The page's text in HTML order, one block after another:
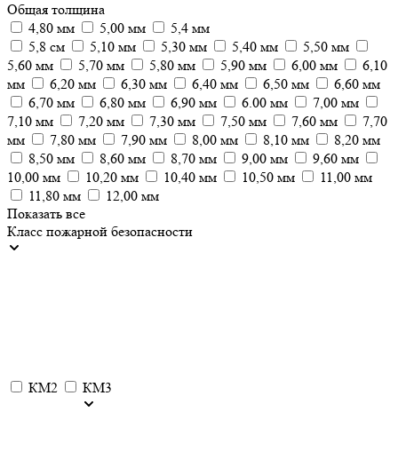
Общая толщина
4,80 мм
5,00 мм
5,4 мм
5,8 см
5,10 мм 5,30 мм 5,40 мм
5,50 мм
5,60 мм
5,70 мм 5,80 мм 5,90 мм 6,00 мм
6,10
мм
6,20 мм 6,30 мм 6,40 мм 6,50 мм
6,60 мм
6,70 мм
6,80 мм 6,90 мм 6.00 мм
7,00 мм
7,10 мм
7,20 мм 7,30 мм 7,50 мм 7,60 мм
7,70
мм
7,80 мм 7,90 мм 8,00 мм 8,10 мм
8,20 мм
8,50 мм
8,60 мм 8,70 мм 9,00 мм
9,60 мм
10,00 мм
10,20 мм 10,40 мм 10,50 мм
11,00 мм
11,80 мм
12,00 мм
Показать все
Класс пожарной безопасности
КМ2 КМ3